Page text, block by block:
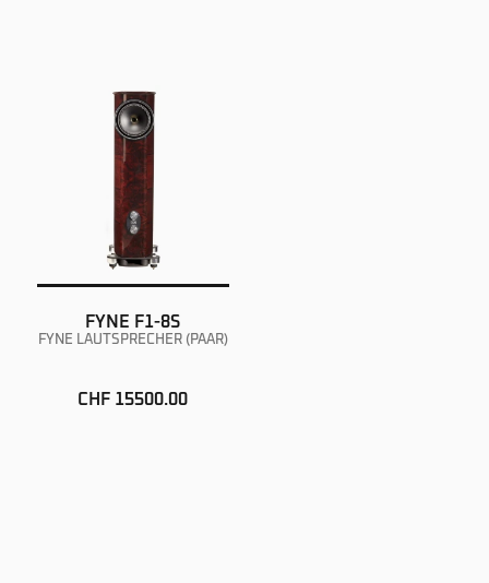
FYNE F1-8S
FYNE LAUTSPRECHER (PAAR)
CHF 15500.00